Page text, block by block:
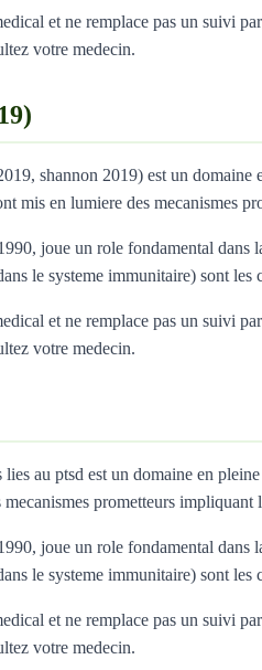
et ne remplace pas un suivi
votre medecin.
shannon 2019) est un
mis en lumiere des mecanismes
joue un role fondamental
le systeme immunitaire) sont
et ne remplace pas un suivi
votre medecin.
au ptsd est un domaine en
prometteurs impliquant
joue un role fondamental
le systeme immunitaire) sont
et ne remplace pas un suivi
votre medecin.